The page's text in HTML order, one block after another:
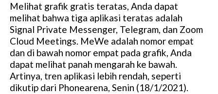
M
u
t
e
Melihat grafik gratis teratas, Anda dapat
melihat bahwa tiga aplikasi teratas adalah
Signal Private Messenger, Telegram, dan Zoom
Cloud Meetings. MeWe adalah nomor empat
dan di bawah nomor empat pada grafik, Anda
dapat melihat panah mengarah ke bawah.
Artinya, tren aplikasi lebih rendah, seperti
dikutip dari Phonearena, Senin (18/1/2021).